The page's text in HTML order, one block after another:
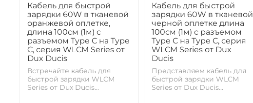
Кабель для быстрой
зарядки 60W в тканевой
оранжевой оплетке,
длина 100см (1м) с
разъемом Type C на Type
C, серия WLCM Series от
Dux Ducis
Встречайте кабель для
быстрой зарядки WLCM
Series от Dux Ducis...
Кабель для быстрой
зарядки 60W в тканевой
черной оплетке длина
100см (1м) с разъемом
Type C на Type C, серия
WLCM Series от Dux
Ducis
Представляем кабель для
быстрой зарядки WLCM
Series от Dux Ducis...